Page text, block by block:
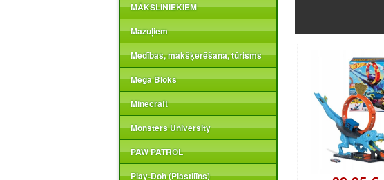
MĀKSLINIEKIEM
Mazuļiem
Medības, makšķerēšana, tūrisms
Mega Bloks
Minecraft
Monsters University
PAW PATROL
Play-Doh (Plastilīns)